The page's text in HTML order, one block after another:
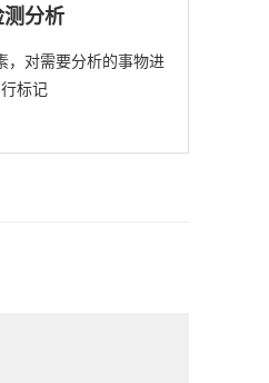
分析
，对需要分析的事物进
行标记